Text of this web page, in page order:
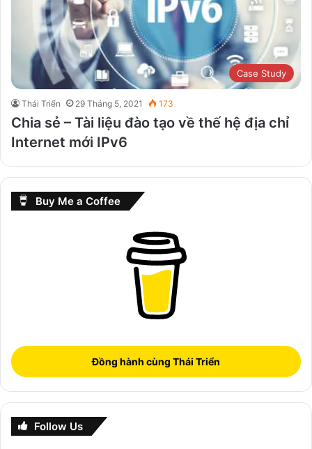
Case Study
Thái Triển 29 Tháng 5, 2021 173
Chia sẻ – Tài liệu đào tạo về thế hệ địa chỉ
Internet mới IPv6
Buy Me a Coffee
Đồng hành cùng Thái Triển
Follow Us